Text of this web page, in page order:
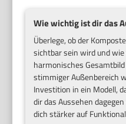
Wie wichtig ist dir das
Überlege, ob der
sichtbar sein wird und
harmonisches
stimmiger Außenbereich
Investition in ein Modell,
dir das Aussehen
dich stärker auf